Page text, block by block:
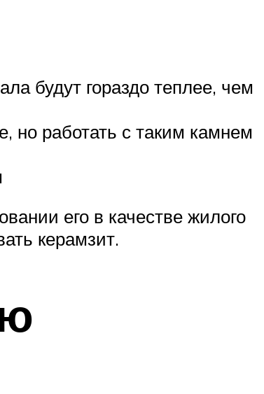
будут гораздо теплее, чем
но работать с таким камнем
его в качестве жилого
керамзит.